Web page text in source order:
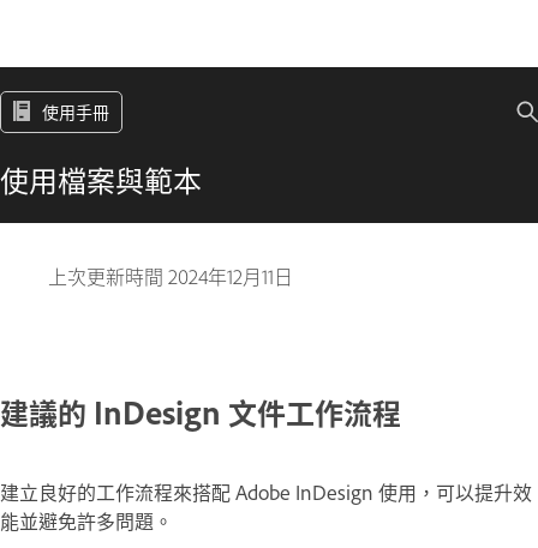
使用手冊
使用檔案與範本
上次更新時間 2024年12月11日
建議的 InDesign 文件工作流程
建立良好的工作流程來搭配 Adobe InDesign 使用，可以提升效
能並避免許多問題。